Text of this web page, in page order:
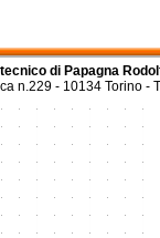
di Papagna
n.229 - 10134 Torino -